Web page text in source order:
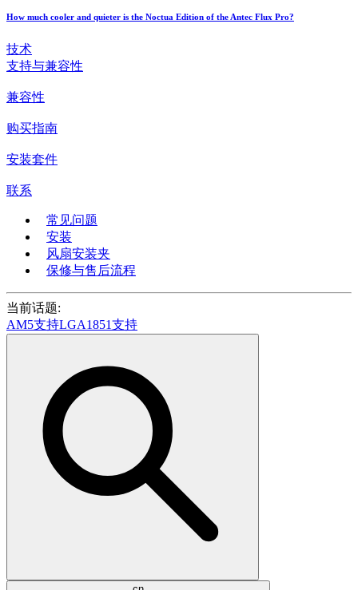
How much cooler and quieter is the Noctua Edition of the Antec Flux Pro?
技术
支持与兼容性
兼容性
购买指南
安装套件
联系
常见问题
安装
风扇安装夹
保修与售后流程
当前话题:
AM5支持LGA1851支持